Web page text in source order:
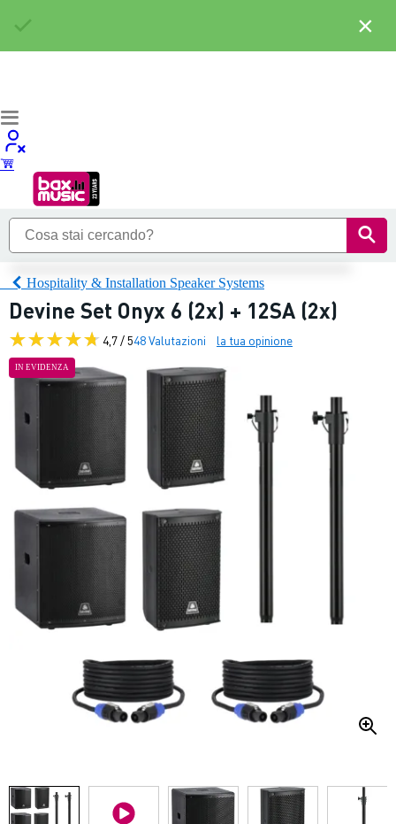
Hospitality & Installation Speaker Systems
Devine Set Onyx 6 (2x) + 12SA (2x)
4,7 / 548 Valutazioni la tua opinione
IN EVIDENZA
×